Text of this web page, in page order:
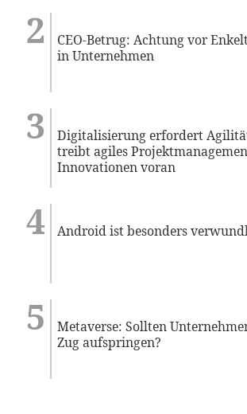
CEO-Betrug: Achtung vor
in Unternehmen
Digitalisierung erfordert
treibt agiles
Innovationen voran
Android ist besonders
Metaverse: Sollten
Zug aufspringen?